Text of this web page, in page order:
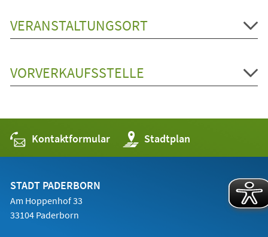
VERANSTALTUNGSORT
VORVERKAUFSSTELLE
Kontaktformular Stadtplan
(Öffnet
in
einem
STADT PADERBORN
Am Hoppenhof 33
33104 Paderborn